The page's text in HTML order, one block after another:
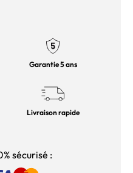
Garantie 5 ans
Livraison rapide
sécurisé :